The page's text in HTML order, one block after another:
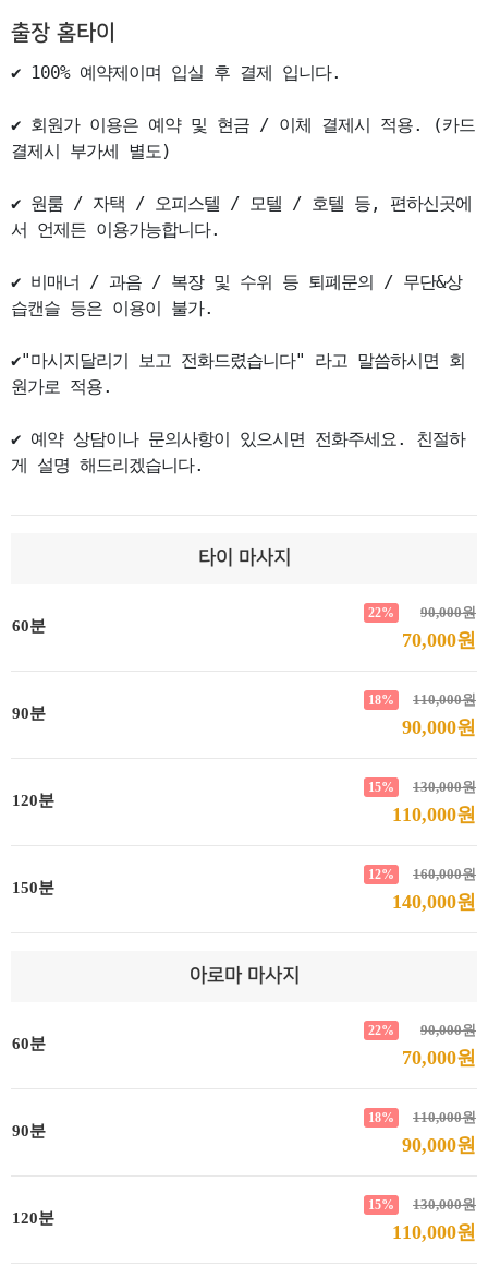
출장 홈타이
✔ 100% 예약제이며 입실 후 결제 입니다.
✔ 회원가 이용은 예약 및 현금 / 이체 결제시 적용. (카드
결제시 부가세 별도)
✔ 원룸 / 자택 / 오피스텔 / 모텔 / 호텔 등, 편하신곳에
서 언제든 이용가능합니다.
✔ 비매너 / 과음 / 복장 및 수위 등 퇴폐문의 / 무단&상
습캔슬 등은 이용이 불가.
✔"마시지달리기 보고 전화드렸습니다" 라고 말씀하시면 회
원가로 적용.
✔ 예약 상담이나 문의사항이 있으시면 전화주세요. 친절하
게 설명 해드리겠습니다.
타이 마사지
60분
90,000원
22%
70,000원
90분
110,000원
18%
90,000원
120분
130,000원
15%
110,000원
150분
160,000원
12%
140,000원
아로마 마사지
60분
90,000원
22%
70,000원
90분
110,000원
18%
90,000원
120분
130,000원
15%
110,000원